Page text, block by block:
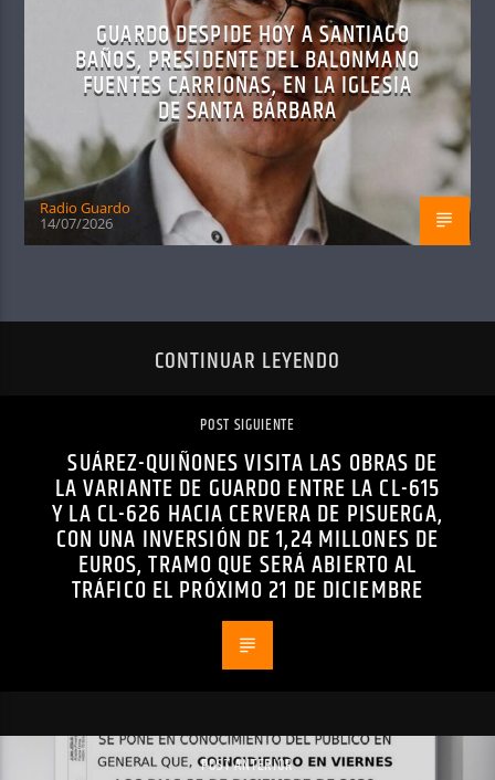
GUARDO DESPIDE HOY A SANTIAGO
BAÑOS, PRESIDENTE DEL BALONMANO
FUENTES CARRIONAS, EN LA IGLESIA
DE SANTA BÁRBARA
Radio Guardo
14/07/2026
CONTINUAR LEYENDO
POST SIGUIENTE
SUÁREZ-QUIÑONES VISITA LAS OBRAS DE
LA VARIANTE DE GUARDO ENTRE LA CL-615
Y LA CL-626 HACIA CERVERA DE PISUERGA,
CON UNA INVERSIÓN DE 1,24 MILLONES DE
EUROS, TRAMO QUE SERÁ ABIERTO AL
TRÁFICO EL PRÓXIMO 21 DE DICIEMBRE
POST ANTERIOR